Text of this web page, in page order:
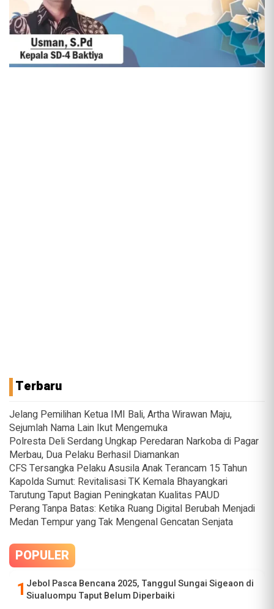
Terbaru
Jelang Pemilihan Ketua IMI Bali, Artha Wirawan Maju,
Sejumlah Nama Lain Ikut Mengemuka
Polresta Deli Serdang Ungkap Peredaran Narkoba di Pagar
Merbau, Dua Pelaku Berhasil Diamankan
CFS Tersangka Pelaku Asusila Anak Terancam 15 Tahun
Kapolda Sumut: Revitalisasi TK Kemala Bhayangkari
Tarutung Taput Bagian Peningkatan Kualitas PAUD
Perang Tanpa Batas: Ketika Ruang Digital Berubah Menjadi
Medan Tempur yang Tak Mengenal Gencatan Senjata
POPULER
Jebol Pasca Bencana 2025, Tanggul Sungai Sigeaon di
Siualuompu Taput Belum Diperbaiki